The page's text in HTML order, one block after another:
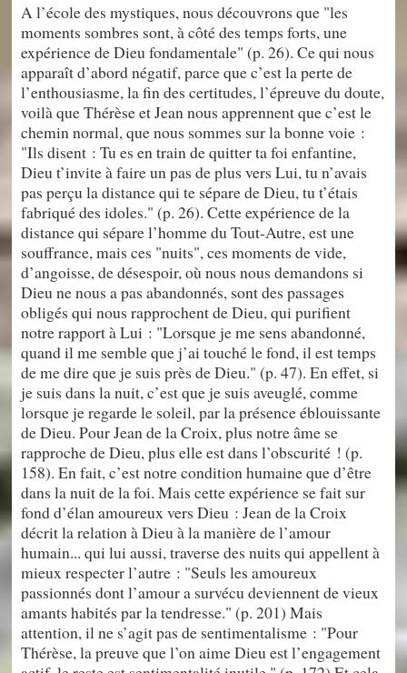
A l’école des mystiques, nous découvrons que "les
moments sombres sont, à côté des temps forts, une
expérience de Dieu fondamentale" (p. 26). Ce qui nous
apparaît d’abord négatif, parce que c’est la perte de
l’enthousiasme, la fin des certitudes, l’épreuve du doute,
voilà que Thérèse et Jean nous apprennent que c’est le
chemin normal, que nous sommes sur la bonne voie :
"Ils disent : Tu es en train de quitter ta foi enfantine,
Dieu t’invite à faire un pas de plus vers Lui, tu n’avais
pas perçu la distance qui te sépare de Dieu, tu t’étais
fabriqué des idoles." (p. 26). Cette expérience de la
distance qui sépare l’homme du Tout-Autre, est une
souffrance, mais ces "nuits", ces moments de vide,
d’angoisse, de désespoir, où nous nous demandons si
Dieu ne nous a pas abandonnés, sont des passages
obligés qui nous rapprochent de Dieu, qui purifient
notre rapport à Lui : "Lorsque je me sens abandonné,
quand il me semble que j’ai touché le fond, il est temps
de me dire que je suis près de Dieu." (p. 47). En effet, si
je suis dans la nuit, c’est que je suis aveuglé, comme
lorsque je regarde le soleil, par la présence éblouissante
de Dieu. Pour Jean de la Croix, plus notre âme se
rapproche de Dieu, plus elle est dans l’obscurité ! (p.
158). En fait, c’est notre condition humaine que d’être
dans la nuit de la foi. Mais cette expérience se fait sur
fond d’élan amoureux vers Dieu : Jean de la Croix
décrit la relation à Dieu à la manière de l’amour
humain... qui lui aussi, traverse des nuits qui appellent à
mieux respecter l’autre : "Seuls les amoureux
passionnés dont l’amour a survécu deviennent de vieux
amants habités par la tendresse." (p. 201) Mais
attention, il ne s’agit pas de sentimentalisme : "Pour
Thérèse, la preuve que l’on aime Dieu est l’engagement